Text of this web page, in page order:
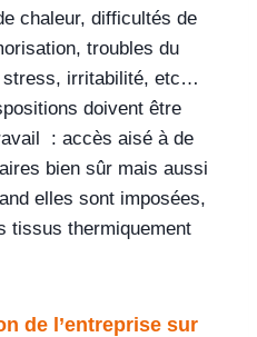
chaleur, difficultés de
troubles du
stress, irritabilité, etc…
doivent être
: accès aisé à de
bien sûr mais aussi
elles sont imposées,
tissus thermiquement
de l’entreprise sur